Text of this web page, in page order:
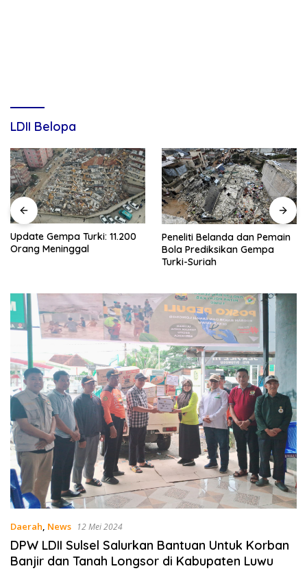
LDII Belopa
Update Gempa Turki: 11.200
Orang Meninggal
Peneliti Belanda dan Pemain
Bola Prediksikan Gempa
Turki-Suriah
Daerah, News 12 Mei 2024
DPW LDII Sulsel Salurkan Bantuan Untuk Korban
Banjir dan Tanah Longsor di Kabupaten Luwu